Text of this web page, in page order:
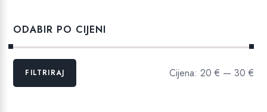
ODABIR PO CIJENI
Min
MaksFILTRIRAJ Cijena: 20 € — 30 €